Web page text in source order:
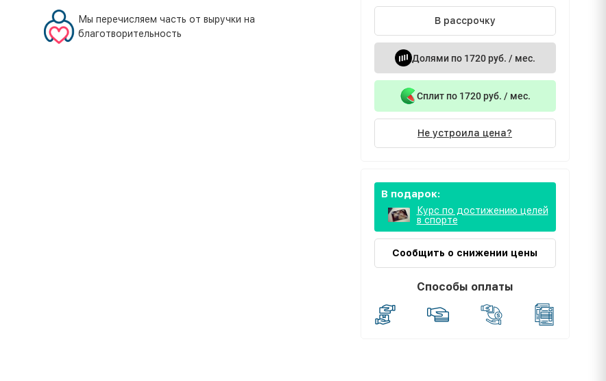
Мы перечисляем часть от выручки на
благотворительность
В рассрочку
Долями по 1720 руб. / мес.
Сплит по 1720 руб. / мес.
Не устроила цена?
В подарок:
Курс по достижению целей
в спорте
Сообщить о снижении цены
Способы оплаты